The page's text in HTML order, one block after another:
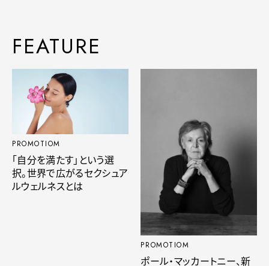
FEATURE
PROMOTIOM
「自分を満たす」という選
択。世界で広がるセクシュア
ルウェルネスとは
PROMOTIOM
ポール・マッカートニー、新